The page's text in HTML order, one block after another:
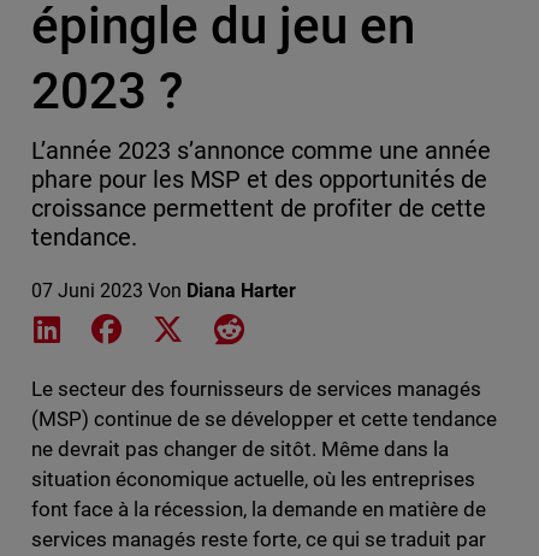
épingle du jeu en
2023 ?
L’année 2023 s’annonce comme une année
phare pour les MSP et des opportunités de
croissance permettent de profiter de cette
tendance.
07 Juni 2023 Von Diana Harter
Share on LinkedIn
Share on Facebook
Share on XShare on Reddit
Le secteur des fournisseurs de services managés
(MSP) continue de se développer et cette tendance
ne devrait pas changer de sitôt. Même dans la
situation économique actuelle, où les entreprises
font face à la récession, la demande en matière de
services managés reste forte, ce qui se traduit par